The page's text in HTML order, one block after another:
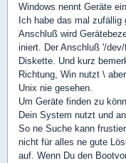
Windows nennt Geräte
Ich habe das mal zufällig
Anschluß wird
iniert. Der Anschluß '/
Diskette. Und kurz
Richtung, Win nutzt \
Unix nie gesehen.
Um Geräte finden zu
Dein System nutzt und
So ne Suche kann
nicht für alles ne gute
auf. Wenn Du den